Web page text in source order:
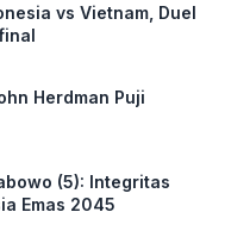
vs Vietnam, Duel
Herdman Puji
(5): Integritas
Emas 2045